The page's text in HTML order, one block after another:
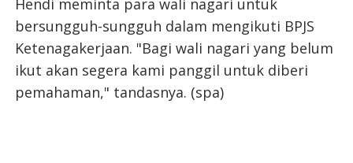
Hendi meminta para wali nagari untuk
bersungguh-sungguh dalam mengikuti BPJS
Ketenagakerjaan. "Bagi wali nagari yang belum
ikut akan segera kami panggil untuk diberi
pemahaman," tandasnya. (spa)